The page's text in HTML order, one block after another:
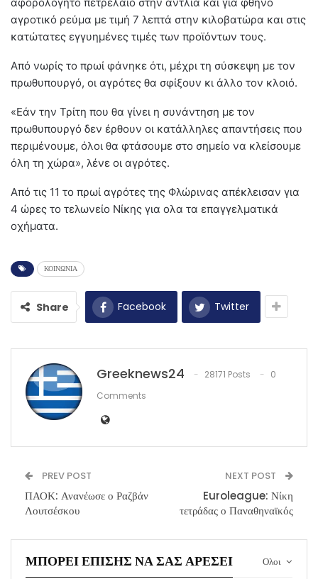
αφορολόγητο πετρέλαιο στην αντλία και για φθηνό
αγροτικό ρεύμα με τιμή 7 λεπτά στην κιλοβατώρα και στις
κατώτατες εγγυημένες τιμές των προϊόντων τους.
Από νωρίς το πρωί φάνηκε ότι, μέχρι τη σύσκεψη με τον
πρωθυπουργό, οι αγρότες θα σφίξουν κι άλλο τον κλοιό.
«Εάν την Τρίτη που θα γίνει η συνάντηση με τον
πρωθυπουργό δεν έρθουν οι κατάλληλες απαντήσεις που
περιμένουμε, όλοι θα φτάσουμε στο σημείο να κλείσουμε
όλη τη χώρα», λένε οι αγρότες.
Από τις 11 το πρωί αγρότες της Φλώρινας απέκλεισαν για
4 ώρες το τελωνείο Νίκης για ολα τα επαγγελματικά
οχήματα.
ΚΟΙΝΩΝΙΑ
Share Facebook Twitter
Greeknews24 28171 Posts
0
Comments
PREV POST
ΠΑΟΚ: Ανανέωσε ο Ραζβάν
Λουτσέσκου
NEXT POST
Euroleague: Νίκη
τετράδας ο Παναθηναϊκός
Ολοι
ΜΠΟΡΕΊ ΕΠΊΣΗΣ ΝΑ ΣΑΣ ΑΡΈΣΕΙ